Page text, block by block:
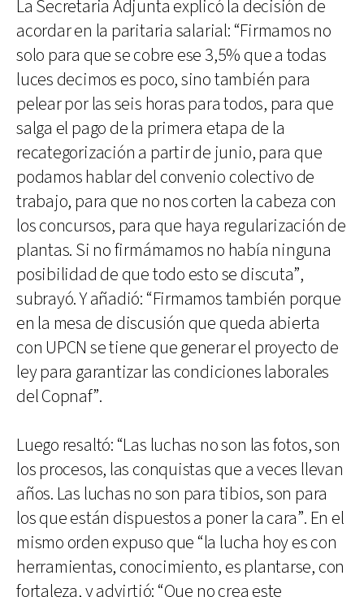
La Secretaria Adjunta explicó la decisión de
acordar en la paritaria salarial: “Firmamos no
solo para que se cobre ese 3,5% que a todas
luces decimos es poco, sino también para
pelear por las seis horas para todos, para que
salga el pago de la primera etapa de la
recategorización a partir de junio, para que
podamos hablar del convenio colectivo de
trabajo, para que no nos corten la cabeza con
los concursos, para que haya regularización de
plantas. Si no firmámamos no había ninguna
posibilidad de que todo esto se discuta”,
subrayó. Y añadió: “Firmamos también porque
en la mesa de discusión que queda abierta
con UPCN se tiene que generar el proyecto de
ley para garantizar las condiciones laborales
del Copnaf”.
Luego resaltó: “Las luchas no son las fotos, son
los procesos, las conquistas que a veces llevan
años. Las luchas no son para tibios, son para
los que están dispuestos a poner la cara”. En el
mismo orden expuso que “la lucha hoy es con
herramientas, conocimiento, es plantarse, con
fortaleza, y advirtió: “Que no crea este